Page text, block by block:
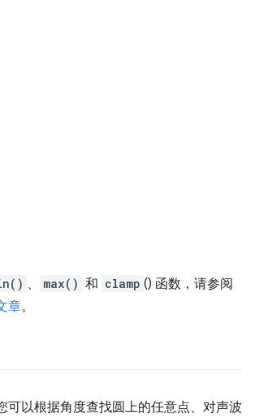
、 max() 和 clamp () 函数，请参阅
章。
可以根据角度查找圆上的任意点、对声波